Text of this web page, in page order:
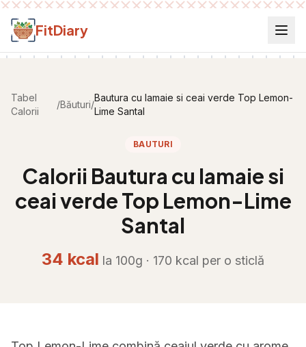
Salt la conținut
FitDiary
Tabel
Calorii
/Băuturi/
Bautura cu lamaie si ceai verde Top Lemon-
Lime Santal
BAUTURI
Calorii Bautura cu lamaie si
ceai verde Top Lemon-Lime
Santal
34 kcal la 100g · 170 kcal per o sticlă